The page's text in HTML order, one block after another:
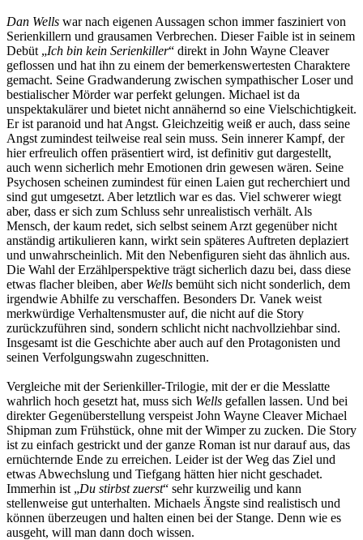
Dan Wells war nach eigenen Aussagen schon immer fasziniert von
Serienkillern und grausamen Verbrechen. Dieser Faible ist in seinem
Debüt „Ich bin kein Serienkiller“ direkt in John Wayne Cleaver
geflossen und hat ihn zu einem der bemerkenswertesten Charaktere
gemacht. Seine Gradwanderung zwischen sympathischer Loser und
bestialischer Mörder war perfekt gelungen. Michael ist da
unspektakulärer und bietet nicht annähernd so eine Vielschichtigkeit.
Er ist paranoid und hat Angst. Gleichzeitig weiß er auch, dass seine
Angst zumindest teilweise real sein muss. Sein innerer Kampf, der
hier erfreulich offen präsentiert wird, ist definitiv gut dargestellt,
auch wenn sicherlich mehr Emotionen drin gewesen wären. Seine
Psychosen scheinen zumindest für einen Laien gut recherchiert und
sind gut umgesetzt. Aber letztlich war es das. Viel schwerer wiegt
aber, dass er sich zum Schluss sehr unrealistisch verhält. Als
Mensch, der kaum redet, sich selbst seinem Arzt gegenüber nicht
anständig artikulieren kann, wirkt sein späteres Auftreten deplaziert
und unwahrscheinlich. Mit den Nebenfiguren sieht das ähnlich aus.
Die Wahl der Erzählperspektive trägt sicherlich dazu bei, dass diese
etwas flacher bleiben, aber Wells bemüht sich nicht sonderlich, dem
irgendwie Abhilfe zu verschaffen. Besonders Dr. Vanek weist
merkwürdige Verhaltensmuster auf, die nicht auf die Story
zurückzuführen sind, sondern schlicht nicht nachvollziehbar sind.
Insgesamt ist die Geschichte aber auch auf den Protagonisten und
seinen Verfolgungswahn zugeschnitten.
Vergleiche mit der Serienkiller-Trilogie, mit der er die Messlatte
wahrlich hoch gesetzt hat, muss sich Wells gefallen lassen. Und bei
direkter Gegenüberstellung verspeist John Wayne Cleaver Michael
Shipman zum Frühstück, ohne mit der Wimper zu zucken. Die Story
ist zu einfach gestrickt und der ganze Roman ist nur darauf aus, das
ernüchternde Ende zu erreichen. Leider ist der Weg das Ziel und
etwas Abwechslung und Tiefgang hätten hier nicht geschadet.
Immerhin ist „Du stirbst zuerst“ sehr kurzweilig und kann
stellenweise gut unterhalten. Michaels Ängste sind realistisch und
können überzeugen und halten einen bei der Stange. Denn wie es
ausgeht, will man dann doch wissen.